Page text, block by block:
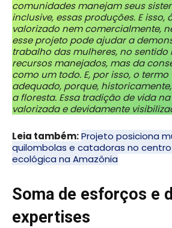
comunidades manejam seus
inclusive, essas produções. E isso,
valorizado nem comercialmente,
esse projeto pode ajudar a
trabalho das mulheres, no sentido
recursos manejados, mas da
como um todo. E, por isso, o termo
adequado, porque,
a floresta. Essa tradição de vida
valorizada e devidamente
Leia também:Projeto posiciona
quilombolas e catadoras no
ecológica na Amazônia
Soma de esforços e
expertises